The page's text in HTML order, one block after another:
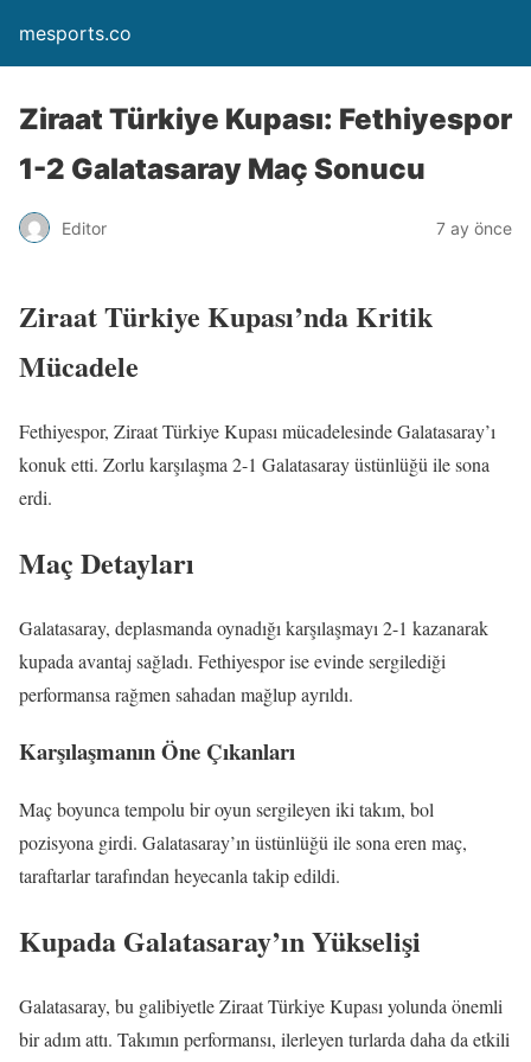
mesports.co
Ziraat Türkiye Kupası: Fethiyespor
1-2 Galatasaray Maç Sonucu
Editor 7 ay önce
Ziraat Türkiye Kupası’nda Kritik
Mücadele
Fethiyespor, Ziraat Türkiye Kupası mücadelesinde Galatasaray’ı
konuk etti. Zorlu karşılaşma 2-1 Galatasaray üstünlüğü ile sona
erdi.
Maç Detayları
Galatasaray, deplasmanda oynadığı karşılaşmayı 2-1 kazanarak
kupada avantaj sağladı. Fethiyespor ise evinde sergilediği
performansa rağmen sahadan mağlup ayrıldı.
Karşılaşmanın Öne Çıkanları
Maç boyunca tempolu bir oyun sergileyen iki takım, bol
pozisyona girdi. Galatasaray’ın üstünlüğü ile sona eren maç,
taraftarlar tarafından heyecanla takip edildi.
Kupada Galatasaray’ın Yükselişi
Galatasaray, bu galibiyetle Ziraat Türkiye Kupası yolunda önemli
bir adım attı. Takımın performansı, ilerleyen turlarda daha da etkili